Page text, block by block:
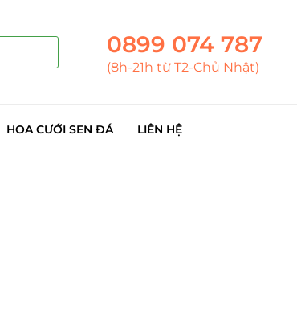
0899 074 787
(8h-21h từ T2-Chủ Nhật)
HOA CƯỚI SEN ĐÁ LIÊN HỆ